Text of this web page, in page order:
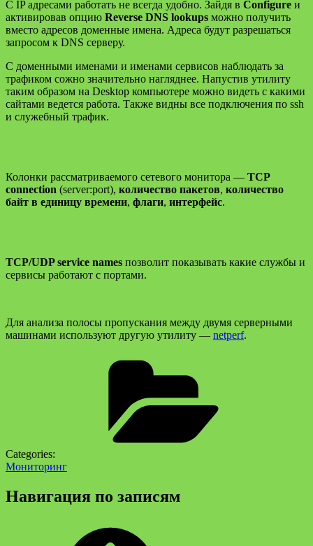
С IP адресами работать не всегда удобно. Зайдя в Configure и
активировав опцию Reverse DNS lookups можно получить
вместо адресов доменные имена. Адреса будут разрешаться
запросом к DNS серверу.
С доменными именами и именами сервисов наблюдать за
трафиком сожно значительно нагляднее. Напустив утилиту
таким образом на Desktop компьютере можно видеть с какими
сайтами ведется работа. Также видны все подключения по ssh
и служебный трафик.
Колонки рассматриваемого сетевого монитора — TCP
connection (server:port), количество пакетов, количество
байт в единицу времени, флаги, интерфейс.
TCP/UDP service names позволит показывать какие службы и
сервисы работают с портами.
Для анализа полосы пропускания между двумя серверными
машинами используют другую утилиту — netperf.
Categories:
Мониторинг
Навигация по записям